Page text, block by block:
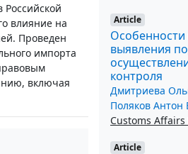
влияние на
Проведен
импорта
включая
Article
выявления
контроля
Дмитриева
Поляков Антон
Customs
Article